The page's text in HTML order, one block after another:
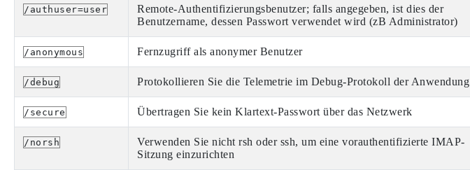
/authuser=user
Remote-Authentifizierungsbenutzer; falls angegeben, ist dies der
Benutzername, dessen Passwort verwendet wird (zB Administrator)
/anonymous Fernzugriff als anonymer Benutzer
/debug Protokollieren Sie die Telemetrie im Debug-Protokoll der Anwendung
/secure Übertragen Sie kein Klartext-Passwort über das Netzwerk
/norsh
Verwenden Sie nicht rsh oder ssh, um eine vorauthentifizierte IMAP-
Sitzung einzurichten